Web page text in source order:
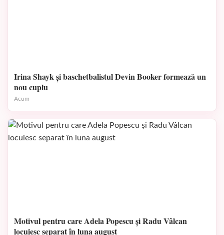
Irina Shayk și baschetbalistul Devin Booker formează un
nou cuplu
Acum
Motivul pentru care Adela Popescu și Radu Vâlcan
locuiesc separat în luna august